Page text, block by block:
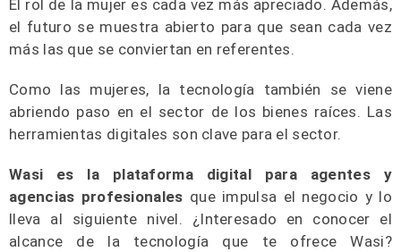
El rol de la mujer es cada vez más apreciado. Además,
el futuro se muestra abierto para que sean cada vez
más las que se conviertan en referentes.
Como las mujeres, la tecnología también se viene
abriendo paso en el sector de los bienes raíces. Las
herramientas digitales son clave para el sector.
Wasi es la plataforma digital para agentes y
agencias profesionales que impulsa el negocio y lo
lleva al siguiente nivel. ¿Interesado en conocer el
alcance de la tecnología que te ofrece Wasi?